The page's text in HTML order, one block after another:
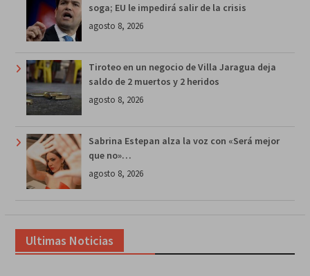
soga; EU le impedirá salir de la crisis
agosto 8, 2026
Tiroteo en un negocio de Villa Jaragua deja
saldo de 2 muertos y 2 heridos
agosto 8, 2026
Sabrina Estepan alza la voz con «Será mejor
que no»…
agosto 8, 2026
Ultimas Noticias